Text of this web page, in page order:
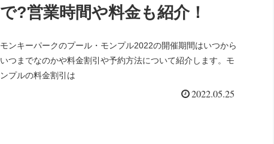
で?営業時間や料金も紹介！
モンキーパークのプール・モンプル2022の開催期間はいつから
いつまでなのかや料金割引や予約方法について紹介します。モ
ンプルの料金割引は
2022.05.25